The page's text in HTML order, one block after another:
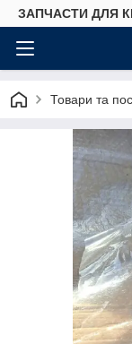
ЗАПЧАСТИ ДЛЯ
Товари та